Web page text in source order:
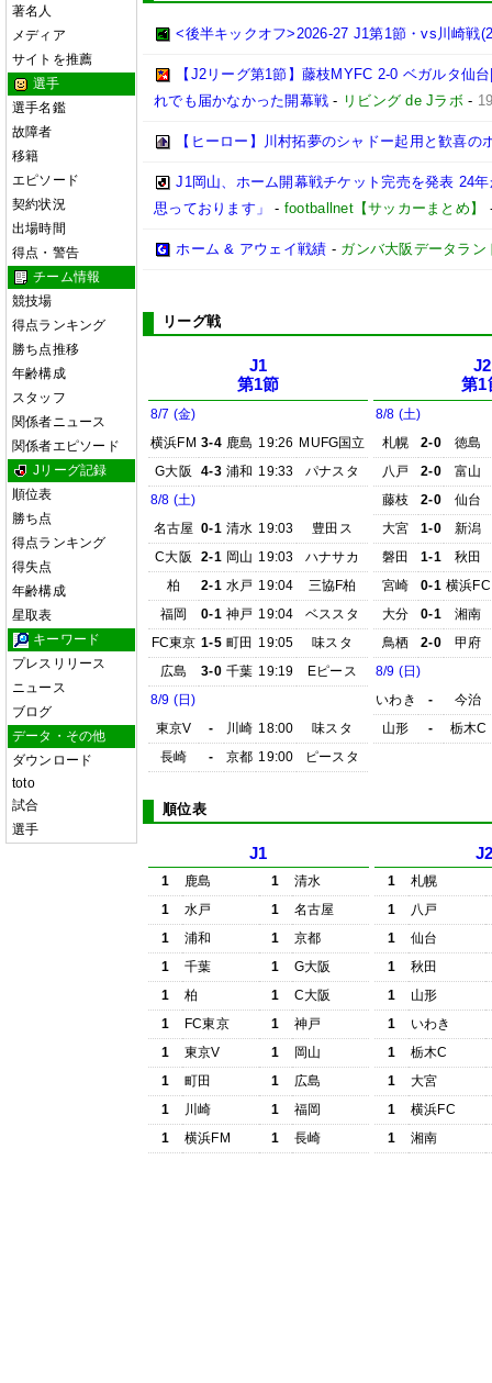
著名人
メディア
サイトを推薦
選手
選手名鑑
故障者
移籍
エピソード
契約状況
出場時間
得点・警告
チーム情報
競技場
得点ランキング
勝ち点推移
年齢構成
スタッフ
関係者ニュース
関係者エピソード
Jリーグ記録
順位表
勝ち点
得点ランキング
得失点
年齢構成
星取表
キーワード
プレスリリース
ニュース
ブログ
データ・その他
ダウンロード
toto
試合
選手
<後半キックオフ>2026-27 J1第1節・vs川崎戦
【J2リーグ第1節】藤枝MYFC 2-0 ベガルタ仙
れでも届かなかった開幕戦 - リビング de Jラボ-
【ヒーロー】川村拓夢のシャドー起用と歓喜の
J1岡山、ホーム開幕戦チケット完売を発表 24
思っております」
- footballnet【サッカーまとめ】
ホーム & アウェイ戦績 - ガンバ大阪データラ
リーグ戦
J1
第1節
8/7 (金)
横浜FM 3-4 鹿島 19:26 MUFG国立
G大阪
4-3 浦和 19:33
パナスタ
8/8 (土)
名古屋 0-1 清水 19:03
豊田ス
C大阪
2-1 岡山 19:03
ハナサカ
柏
2-1 水戸 19:04
三協F柏
福岡
0-1 神戸 19:04
ベススタ
FC東京 1-5 町田 19:05
味スタ
広島
3-0 千葉 19:19
Eピース
8/9 (日)
東京V
- 川崎 18:00
味スタ
長崎
- 京都 19:00 ピースタ
J2
第1
8/8 (土)
札幌
2-0
徳島
八戸
2-0
富山
藤枝
2-0
仙台
大宮
1-0
新潟
磐田
1-1
秋田
宮崎
0-1 横浜FC
大分
0-1
湘南
鳥栖
2-0
甲府
8/9 (日)
いわき
-
今治
山形
- 栃木C
順位表
J1
1 鹿島 1
清水
1
水戸 1
名古屋
1
浦和 1
京都
1
千葉 1
G大阪
1
柏 1
C大阪
1
FC東京 1
神戸
1
東京V 1
岡山
1
町田 1
広島
1
川崎 1
福岡
1
横浜FM 1 長崎
1
札幌
1
八戸
1
仙台
1
秋田
1
山形
1
いわき
1
栃木C
1
大宮
1
横浜FC
1
湘南